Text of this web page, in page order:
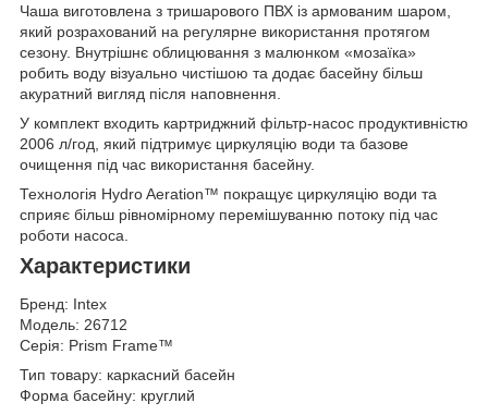
Чаша виготовлена з тришарового ПВХ із армованим шаром,
який розрахований на регулярне використання протягом
сезону. Внутрішнє облицювання з малюнком «мозаїка»
робить воду візуально чистішою та додає басейну більш
акуратний вигляд після наповнення.
У комплект входить картриджний фільтр-насос продуктивністю
2006 л/год, який підтримує циркуляцію води та базове
очищення під час використання басейну.
Технологія Hydro Aeration™ покращує циркуляцію води та
сприяє більш рівномірному перемішуванню потоку під час
роботи насоса.
Характеристики
Бренд: Intex
Модель: 26712
Серія: Prism Frame™
Тип товару: каркасний басейн
Форма басейну: круглий